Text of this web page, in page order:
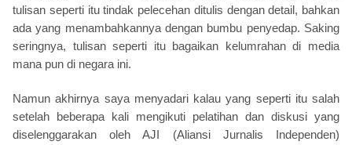
tulisan seperti itu tindak pelecehan ditulis dengan detail, bahkan
ada yang menambahkannya dengan bumbu penyedap. Saking
seringnya, tulisan seperti itu bagaikan kelumrahan di media
mana pun di negara ini.
Namun akhirnya saya menyadari kalau yang seperti itu salah
setelah beberapa kali mengikuti pelatihan dan diskusi yang
diselenggarakan oleh AJI (Aliansi Jurnalis Independen)